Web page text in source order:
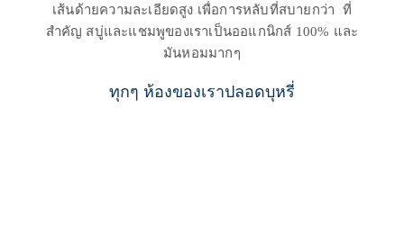
เส้นด้ายความละเอียดสูง เพื่อการหลับที่สบายกว่า  ที่
สำคัญ สบู่และแชมพูของเราเป็นออแกนิกส์ 100% และ
มันหอมมากๆ
ทุกๆ ห้องของเราปลอดบุหรี่